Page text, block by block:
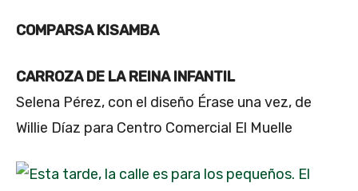
COMPARSA KISAMBA
CARROZA DE LA REINA INFANTIL
Selena Pérez, con el diseño Érase una vez, de
Willie Díaz para Centro Comercial El Muelle